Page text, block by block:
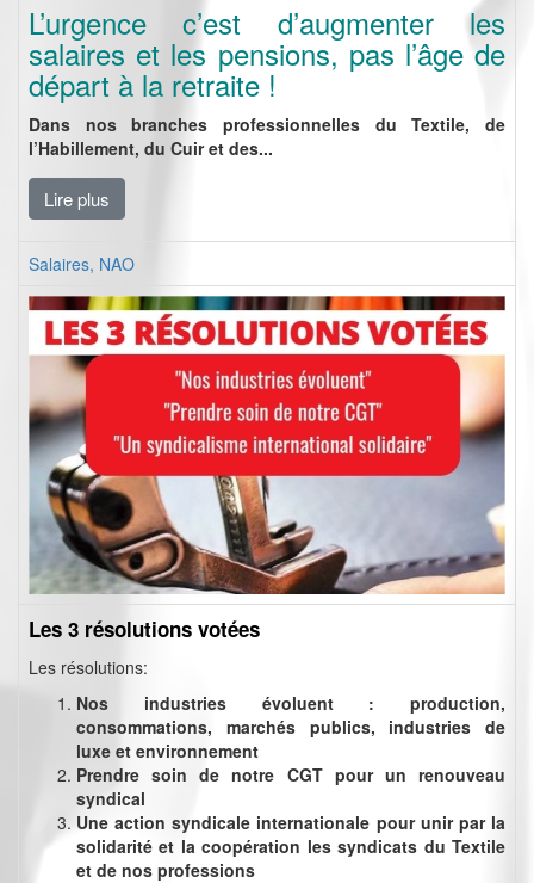
L’urgence c’est d’augmenter les
salaires et les pensions, pas l’âge de
départ à la retraite !
Dans nos branches professionnelles du Textile, de
l’Habillement, du Cuir et des...
Lire plus
Salaires, NAO
Les 3 résolutions votées
Les résolutions:
Nos industries évoluent : production,
consommations, marchés publics, industries de
luxe et environnement
Prendre soin de notre CGT pour un renouveau
syndical
Une action syndicale internationale pour unir par la
solidarité et la coopération les syndicats du Textile
et de nos professions